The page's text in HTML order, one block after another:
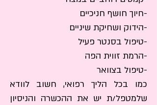
מרפי שרירים נמצאים בשימוש למטרות הבאות:
-קמטים בצידי העיניים
-קמטי זעף בין הגבות
-חיוך חושף חניכיים
-הידוק ושחיקת שיניים​
-טיפול בסנטר פעיל
-טיפול בצוואר
כמו בכל הליך רפואי, חשוב לוודא שלמטפל/ת יש את
-חיוך חושף חניכיים
-הידוק ושחיקת שיניים​
-טיפול בסנטר פעיל
-הרמת זווית הפה
-טיפול בצוואר
כמו בכל הליך רפואי, חשוב לוודא
שלמטפל/ת יש את ההכשרה והניסיון